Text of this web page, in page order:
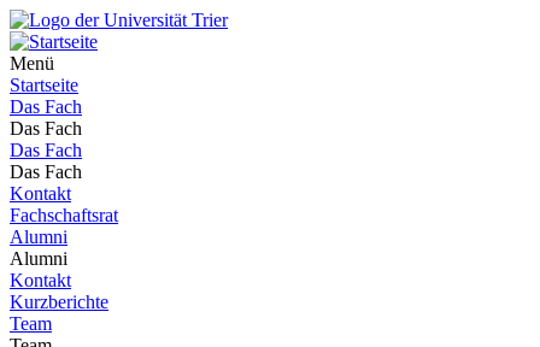
Menü
Startseite
Das Fach
Das Fach
Das Fach
Das Fach
Kontakt
Fachschaftsrat
Alumni
Alumni
Kontakt
Kurzberichte
Team